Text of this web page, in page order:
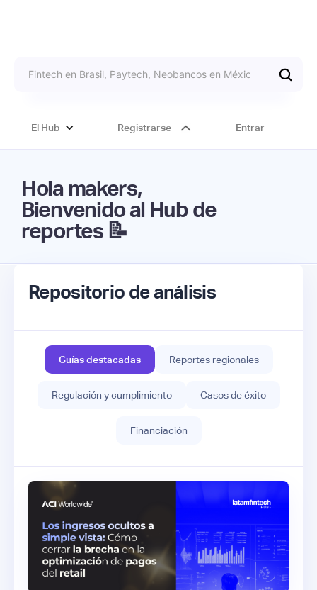
El Hub Registrarse Entrar
Hola makers,
Bienvenido al Hub de
reportes 📝
Repositorio de análisis
Guías destacadas Reportes regionales
Regulación y cumplimiento Casos de éxito
Financiación